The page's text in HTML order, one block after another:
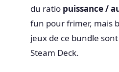
du ratio puissance /
fun pour frimer, mais
jeux de ce bundle
Steam Deck.